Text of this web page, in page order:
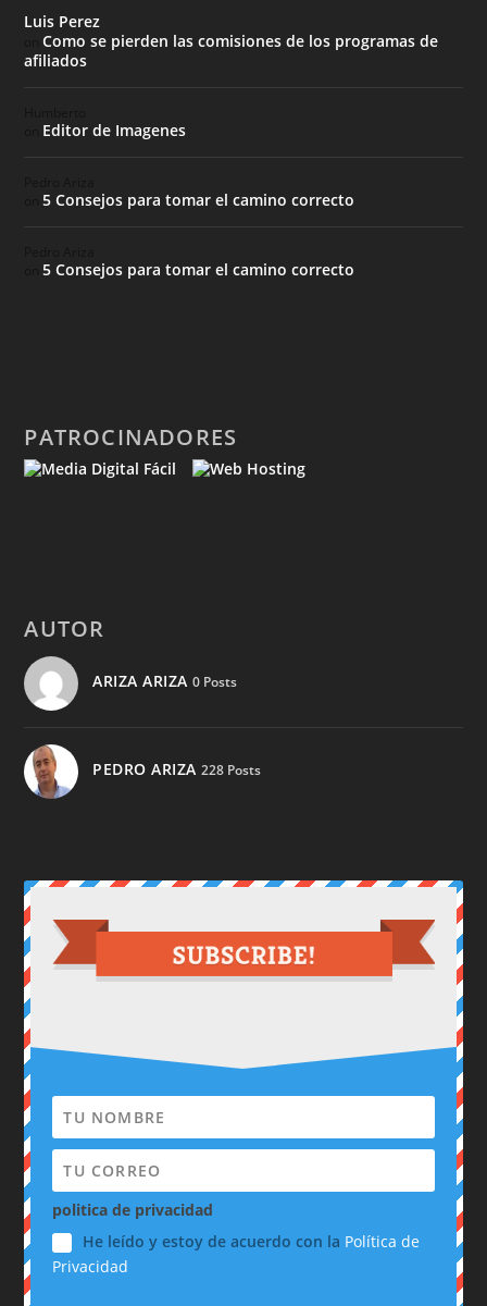
Luis Perez
onComo se pierden las comisiones de los programas de
afiliados
Editor de Imagenes
on5 Consejos para tomar el camino correcto
on5 Consejos para tomar el camino correcto
PATROCINADORES
AUTOR
ARIZA ARIZA 0 Posts
PEDRO ARIZA 228 Posts
politica de privacidad
He leído y estoy de acuerdo con la Política de
Privacidad